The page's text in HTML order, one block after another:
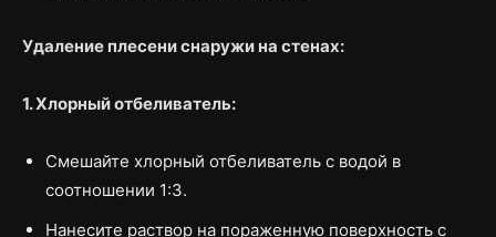
Удаление плесени снаружи на стенах:
1. Хлорный отбеливатель:
Смешайте хлорный отбеливатель с водой в
соотношении 1:3.
Нанесите раствор на пораженную поверхность с